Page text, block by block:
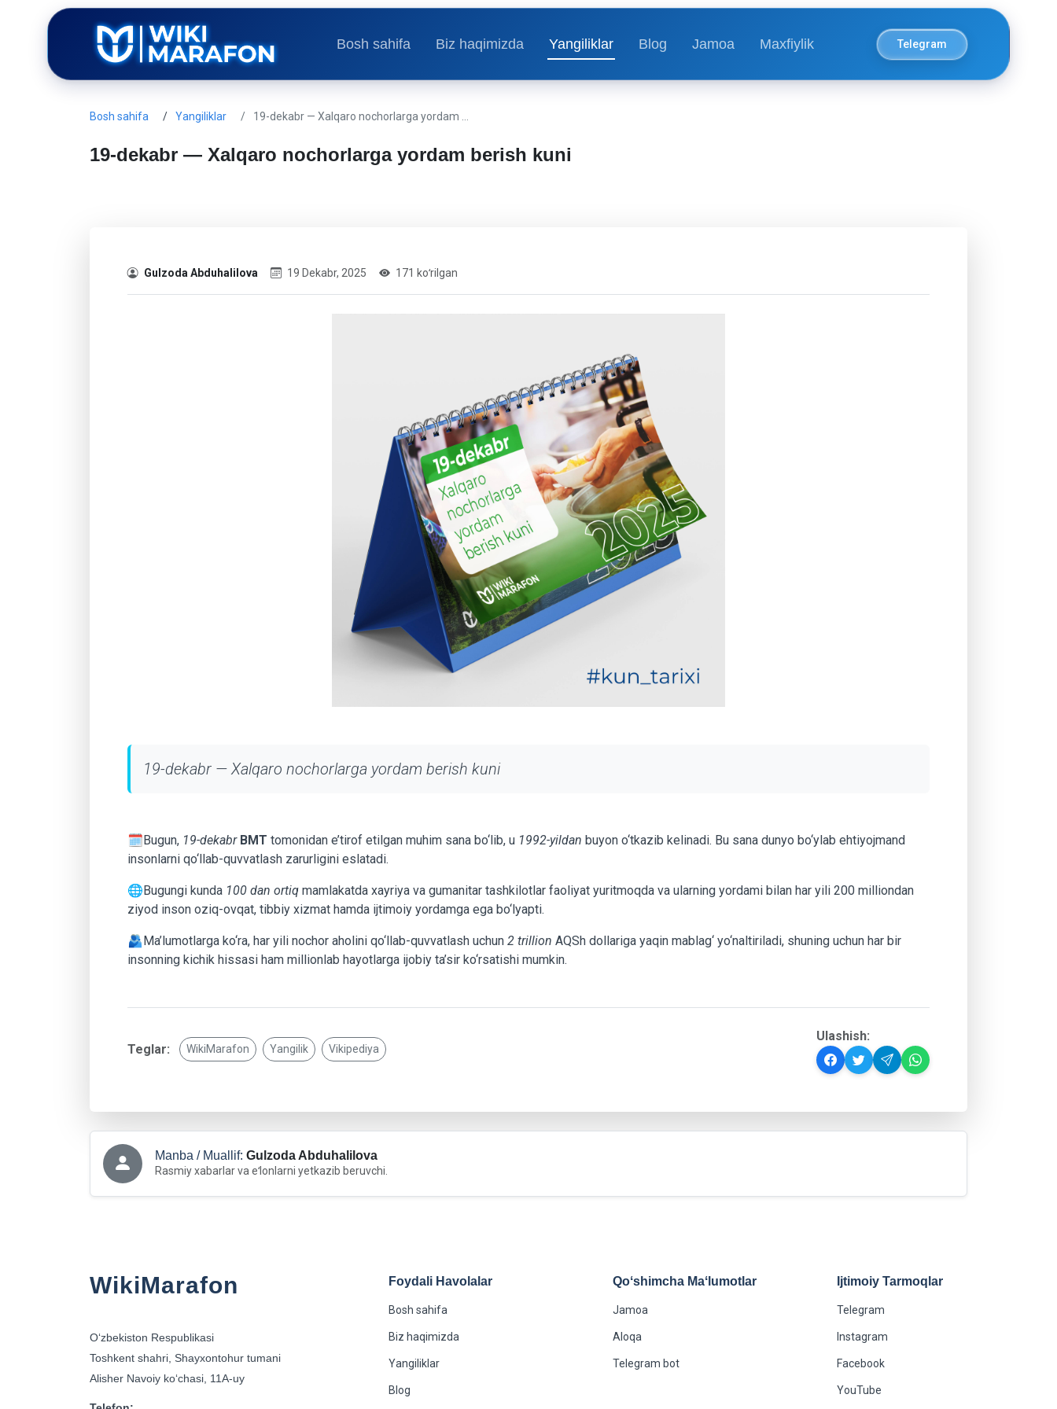
Bosh sahifa Biz haqimizda Yangiliklar Blog Jamoa Maxfiylik Telegram
Bosh sahifa Yangiliklar 19-dekabr — Xalqaro nochorlarga yordam …
19-dekabr — Xalqaro nochorlarga yordam berish kuni
Gulzoda Abduhalilova 19 Dekabr, 2025 171 koʻrilgan
19-dekabr — Xalqaro nochorlarga yordam berish kuni
🗓Bugun, 19-dekabr BMT tomonidan e’tirof etilgan muhim sana bo‘lib, u 1992-yildan buyon o‘tkazib kelinadi. Bu sana dunyo bo‘ylab ehtiyojmand
insonlarni qo‘llab-quvvatlash zarurligini eslatadi.
🌐Bugungi kunda 100 dan ortiq mamlakatda xayriya va gumanitar tashkilotlar faoliyat yuritmoqda va ularning yordami bilan har yili 200 milliondan
ziyod inson oziq-ovqat, tibbiy xizmat hamda ijtimoiy yordamga ega bo‘lyapti.
🫂Ma’lumotlarga ko‘ra, har yili nochor aholini qo‘llab-quvvatlash uchun 2 trillion AQSh dollariga yaqin mablag‘ yo‘naltiriladi, shuning uchun har bir
insonning kichik hissasi ham millionlab hayotlarga ijobiy ta’sir ko‘rsatishi mumkin.
Teglar: WikiMarafon Yangilik Vikipediya
Ulashish:
Manba / Muallif: Gulzoda Abduhalilova
Rasmiy xabarlar va eʻlonlarni yetkazib beruvchi.
WikiMarafon
Oʻzbekiston Respublikasi
Toshkent shahri, Shayxontohur tumani
Alisher Navoiy koʻchasi, 11A-uy
Foydali Havolalar
Bosh sahifa
Biz haqimizda
Yangiliklar
Blog
Qoʻshimcha Maʻlumotlar
Jamoa
Aloqa
Telegram bot
Ijtimoiy Tarmoqlar
Telegram
Instagram
Facebook
YouTube